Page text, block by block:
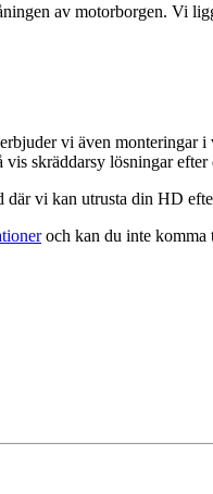
av motorborgen. Vi
vi även
skräddarsy lösningar
vi kan utrusta din HD
och kan du inte komma